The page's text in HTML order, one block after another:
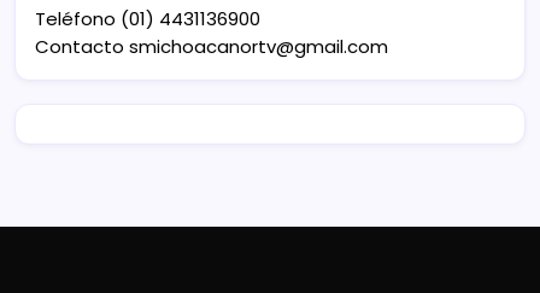
Teléfono (01) 4431136900
Contacto smichoacanortv@gmail.com